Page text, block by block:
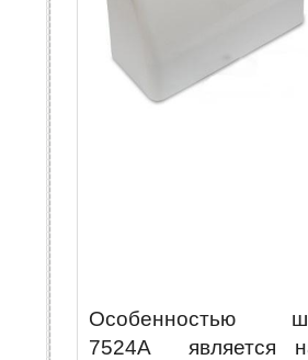
Особенностью
7524A является